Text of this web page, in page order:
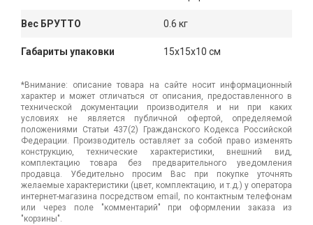
Вес БРУТТО 0.6 кг
Габариты упаковки 15x15x10 см
*Внимание: описание товара на сайте носит информационный
характер и может отличаться от описания, предоставленного в
технической документации производителя и ни при каких
условиях не является публичной офертой, определяемой
положениями Статьи 437(2) Гражданского Кодекса Российской
Федерации. Производитель оставляет за собой право изменять
конструкцию, технические характеристики, внешний вид,
комплектацию товара без предварительного уведомления
продавца. Убедительно просим Вас при покупке уточнять
желаемые характеристики (цвет, комплектацию, и т.д.) у оператора
интернет-магазина посредством email, по контактным телефонам
или через поле "комментарий" при оформлении заказа из
"корзины".